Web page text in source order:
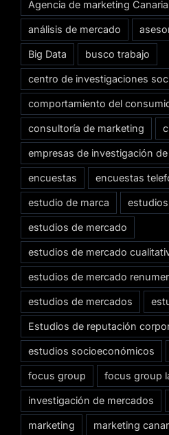
Agencia de marketing
análisis de mercado
Big Data busco trabajo
centro de investigaciones
comportamiento del
consultoría de marketing
empresas de investigación
encuestas encuestas
estudio de marca
estudios de mercado
estudios de mercado
estudios de mercado
estudios de mercados
Estudios de reputación
estudios socioeconómicos
focus group focus group
investigación de mercados
marketing marketing